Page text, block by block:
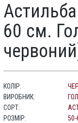
60 см.
КОЛІР:
ВИРОБНИК:
СОРТ:
РОЗМІР: